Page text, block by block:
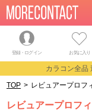
登録・ログイン お気に入り
カラコン全品
TOP > レビュアープロフ
レビュアープロフ